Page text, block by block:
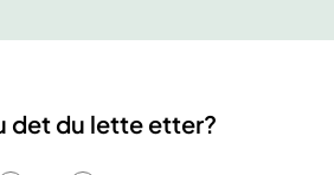
det du lette etter?